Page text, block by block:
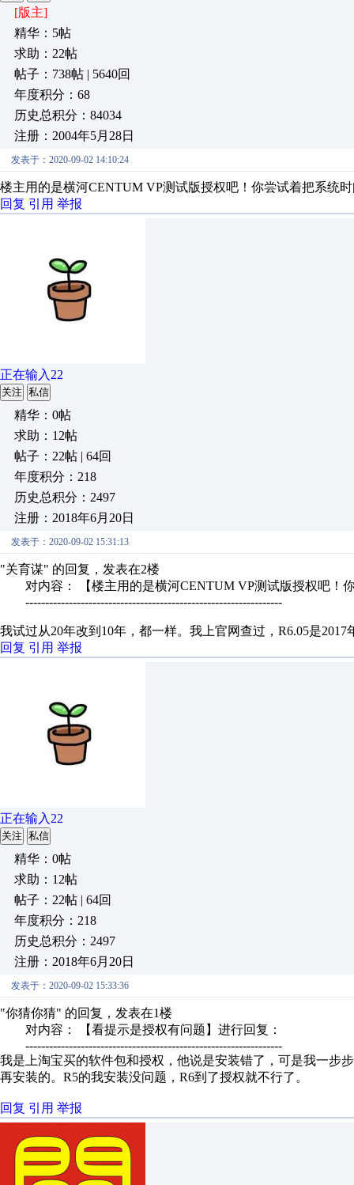
[版主]
精华：5帖
求助：22帖
帖子：738帖 | 5640回
年度积分：68
历史总积分：84034
注册：2004年5月28日
发表于：2020-09-02 14:10:24
楼主用的是横河CENTUM VP测试版授权吧！你尝试着把系统
回复 引用 举报
正在输入22
关注 私信
精华：0帖
求助：12帖
帖子：22帖 | 64回
年度积分：218
历史总积分：2497
注册：2018年6月20日
发表于：2020-09-02 15:31:13
"关育谋" 的回复，发表在2楼
对内容： 【楼主用的是横河CENTUM VP测试版授权吧！
-----------------------------------------------------------------
我试过从20年改到10年，都一样。我上官网查过，R6.05是2017
回复 引用 举报
正在输入22
关注 私信
精华：0帖
求助：12帖
帖子：22帖 | 64回
年度积分：218
历史总积分：2497
注册：2018年6月20日
发表于：2020-09-02 15:33:36
"你猜你猜" 的回复，发表在1楼
对内容： 【看提示是授权有问题】进行回复：
-----------------------------------------------------------------
我是上淘宝买的软件包和授权，他说是安装错了，可是我一步
再安装的。R5的我安装没问题，R6到了授权就不行了。
回复 引用 举报